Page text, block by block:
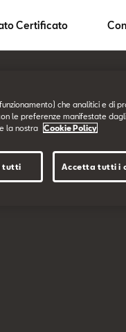
Certificato
for BUSINESS
Offerte SEAT Business
che analitici e di
le preferenze manifestate
la nostra
Cookie Policy
tutti Accetta tutti i